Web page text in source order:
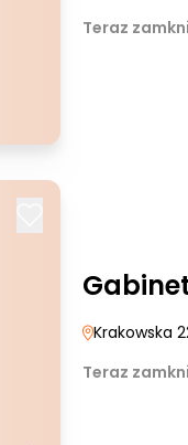
Teraz
Krakowska
Teraz